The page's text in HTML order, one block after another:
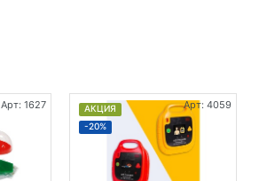
Арт: 1627
АКЦИЯ
-20%
Арт: 4059